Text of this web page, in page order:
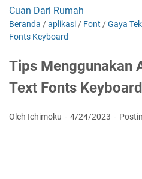
Cuan Dari Rumah
Beranda /aplikasi / Font /Gaya
Fonts Keyboard
Tips Menggunakan
Text Fonts Keyboard
Oleh Ichimoku 4/24/2023